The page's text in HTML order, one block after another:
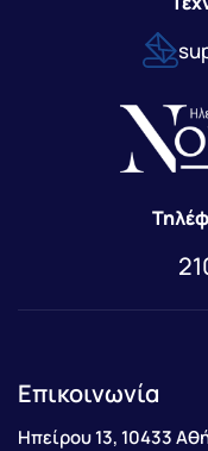
Επικοινωνία
Ηπείρου 13, 10433